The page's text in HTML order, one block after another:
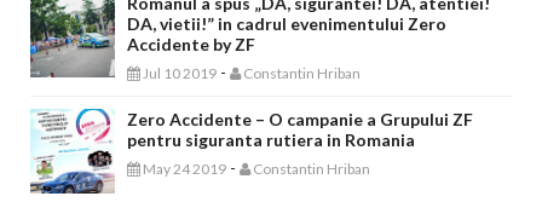
DA, vietii!” in cadrul evenimentului Zero
Accidente by ZF
Jul 10 2019 - Constantin Hriban
Zero Accidente – O campanie a Grupului ZF
pentru siguranta rutiera in Romania
May 24 2019 - Constantin Hriban